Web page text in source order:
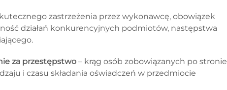
zastrzeżenia przez wykonawcę, obowiązek
działań konkurencyjnych podmiotów, następstwa
za przestępstwo – krąg osób zobowiązanych po stronie
i czasu składania oświadczeń w przedmiocie